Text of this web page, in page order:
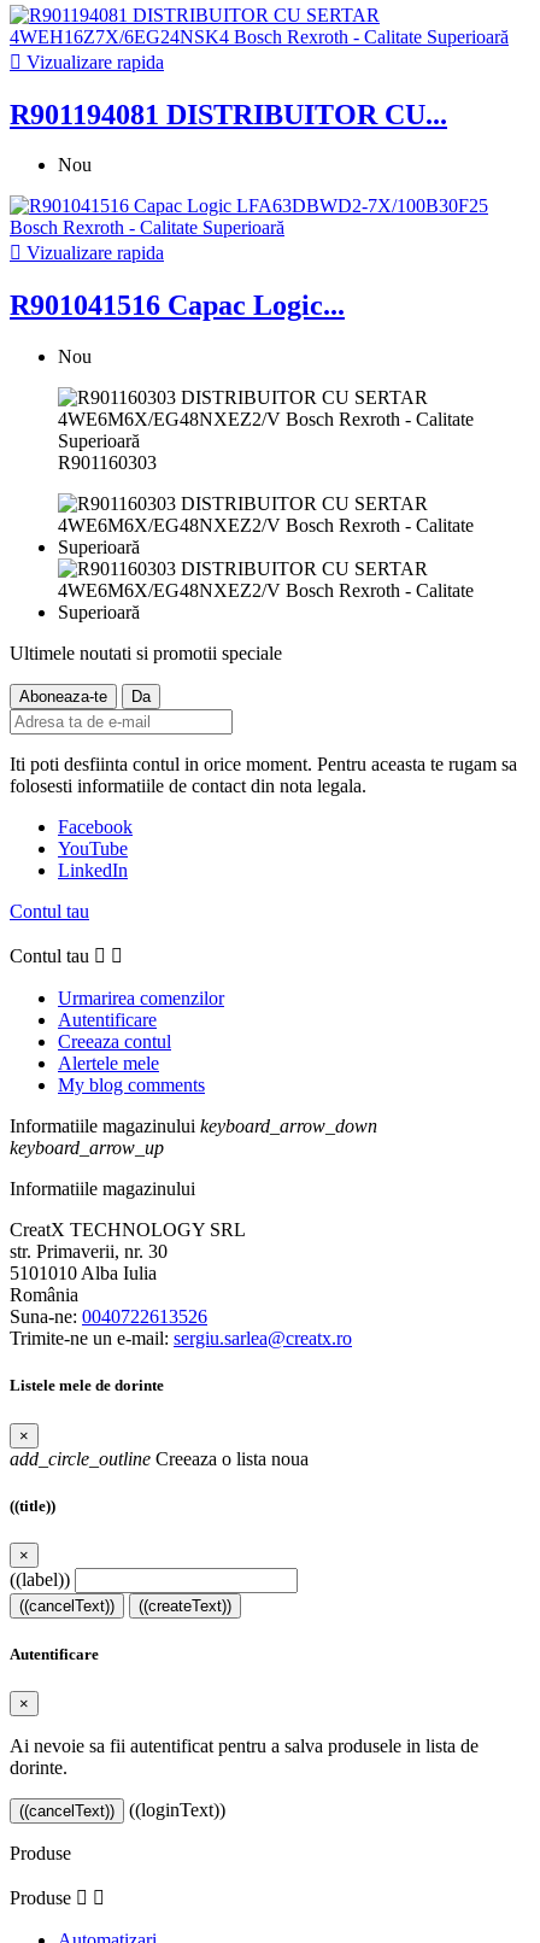
 Vizualizare rapida
R901194081 DISTRIBUITOR CU...
Nou
 Vizualizare rapida
R901041516 Capac Logic...
Nou
R901160303
Ultimele noutati si promotii speciale
Iti poti desfiinta contul in orice moment. Pentru aceasta te rugam sa
folosesti informatiile de contact din nota legala.
Facebook
YouTube
LinkedIn
Contul tau
Contul tau  
Urmarirea comenzilor
Autentificare
Creeaza contul
Alertele mele
My blog comments
Informatiile magazinului keyboard_arrow_down
keyboard_arrow_up
Informatiile magazinului
CreatX TECHNOLOGY SRL
str. Primaverii, nr. 30
5101010 Alba Iulia
România
Suna-ne: 0040722613526
Trimite-ne un e-mail: sergiu.sarlea@creatx.ro
Listele mele de dorinte
×
add_circle_outline Creeaza o lista noua
((title))
×
((label))
((cancelText)) ((createText))
Autentificare
×
Ai nevoie sa fii autentificat pentru a salva produsele in lista de
dorinte.
((cancelText)) ((loginText))
Produse
Produse  